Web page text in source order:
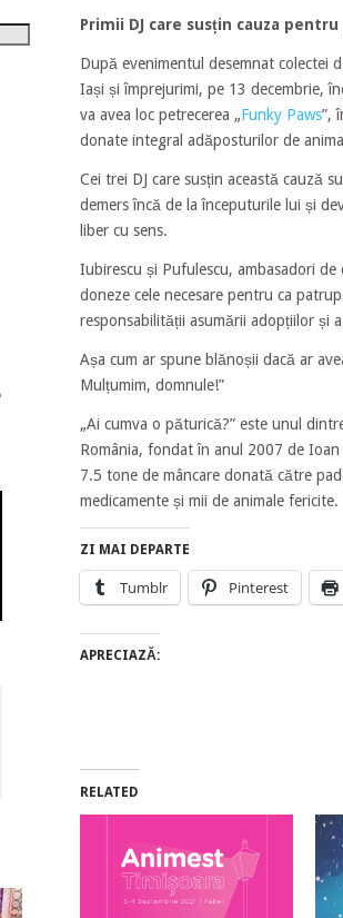
Primii DJ care susțin cauza
După evenimentul desemnat colectei
Iași și împrejurimi, pe 13 decembrie,
va avea loc petrecerea „Funky Paws”,
donate integral adăposturilor de
Cei trei DJ care susțin această cauză
demers încă de la începuturile lui și
liber cu sens.
Iubirescu și Pufulescu, ambasadori
doneze cele necesare pentru ca
responsabilității asumării adopțiilor și
Așa cum ar spune blănoșii dacă ar
Mulțumim, domnule!”
„Ai cumva o păturică?” este unul
România, fondat în anul 2007 de
7.5 tone de mâncare donată către
medicamente și mii de animale fericite.
ZI MAI DEPARTE
Tumblr Pinterest
APRECIAZĂ:
RELATED